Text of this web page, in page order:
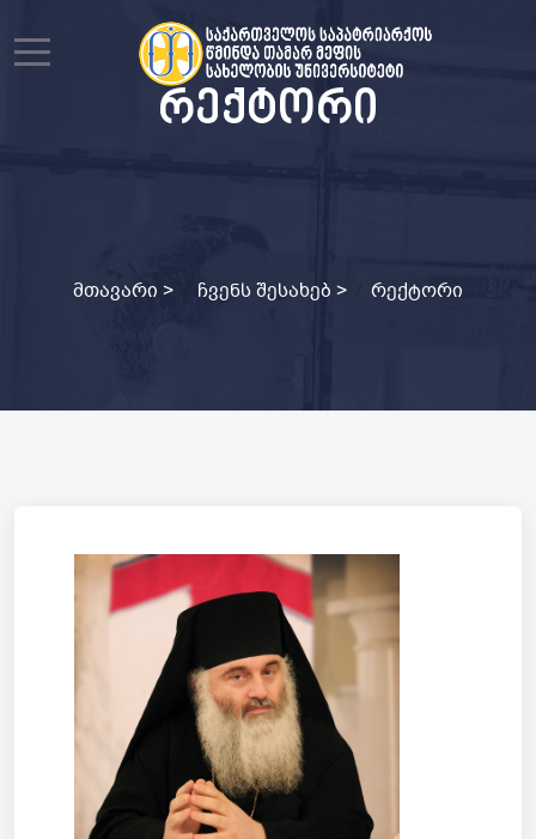
Mobile Menu Toggle
რექტორი
მთავარი > ჩვენს შესახებ > რექტორი